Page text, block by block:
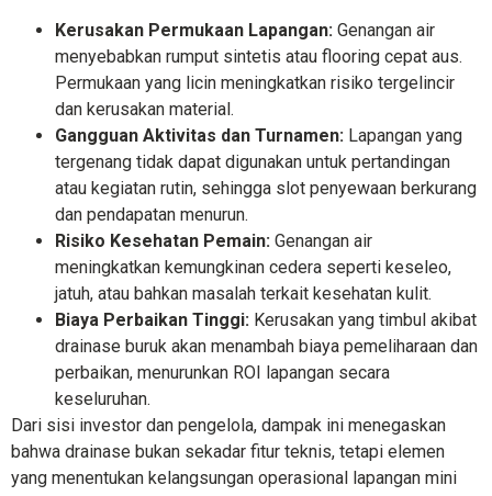
Kerusakan Permukaan Lapangan: Genangan air
menyebabkan rumput sintetis atau flooring cepat aus.
Permukaan yang licin meningkatkan risiko tergelincir
dan kerusakan material.
Gangguan Aktivitas dan Turnamen: Lapangan yang
tergenang tidak dapat digunakan untuk pertandingan
atau kegiatan rutin, sehingga slot penyewaan berkurang
dan pendapatan menurun.
Risiko Kesehatan Pemain: Genangan air
meningkatkan kemungkinan cedera seperti keseleo,
jatuh, atau bahkan masalah terkait kesehatan kulit.
Biaya Perbaikan Tinggi: Kerusakan yang timbul akibat
drainase buruk akan menambah biaya pemeliharaan dan
perbaikan, menurunkan ROI lapangan secara
keseluruhan.
Dari sisi investor dan pengelola, dampak ini menegaskan
bahwa drainase bukan sekadar fitur teknis, tetapi elemen
yang menentukan kelangsungan operasional lapangan mini